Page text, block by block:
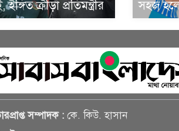
ইঙ্গিত ক্রীড়া প্রতিমন্ত্রীর
সহজ
সম্পাদক : কে. কিউ. হাসান